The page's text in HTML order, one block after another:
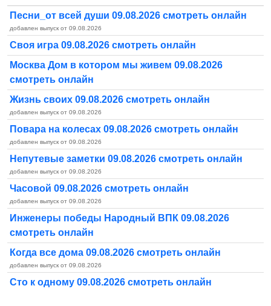
Песни_от всей души 09.08.2026 смотреть онлайн
добавлен выпуск от 09.08.2026
Своя игра 09.08.2026 смотреть онлайн
Москва Дом в котором мы живем 09.08.2026
смотреть онлайн
Жизнь своих 09.08.2026 смотреть онлайн
добавлен выпуск от 09.08.2026
Повара на колесах 09.08.2026 смотреть онлайн
добавлен выпуск от 09.08.2026
Непутевые заметки 09.08.2026 смотреть онлайн
добавлен выпуск от 09.08.2026
Часовой 09.08.2026 смотреть онлайн
добавлен выпуск от 09.08.2026
Инженеры победы Народный ВПК 09.08.2026
смотреть онлайн
Когда все дома 09.08.2026 смотреть онлайн
добавлен выпуск от 09.08.2026
Сто к одному 09.08.2026 смотреть онлайн